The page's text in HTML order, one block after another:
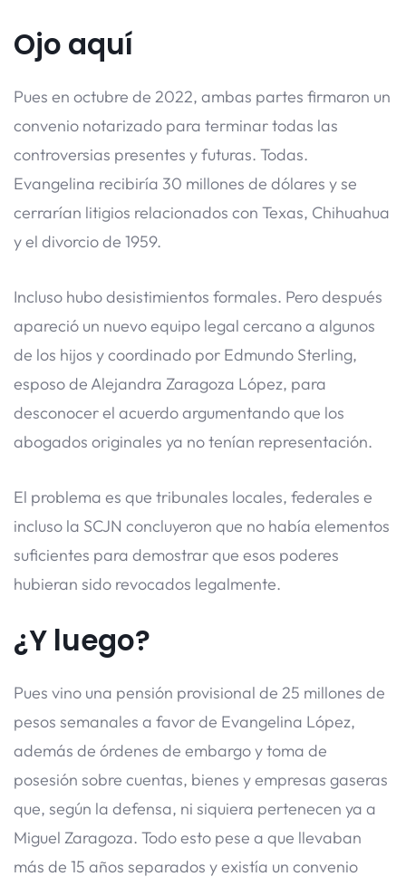
Ojo aquí
Pues en octubre de 2022, ambas partes firmaron un
convenio notarizado para terminar todas las
controversias presentes y futuras. Todas.
Evangelina recibiría 30 millones de dólares y se
cerrarían litigios relacionados con Texas, Chihuahua
y el divorcio de 1959.
Incluso hubo desistimientos formales. Pero después
apareció un nuevo equipo legal cercano a algunos
de los hijos y coordinado por Edmundo Sterling,
esposo de Alejandra Zaragoza López, para
desconocer el acuerdo argumentando que los
abogados originales ya no tenían representación.
El problema es que tribunales locales, federales e
incluso la SCJN concluyeron que no había elementos
suficientes para demostrar que esos poderes
hubieran sido revocados legalmente.
¿Y luego?
Pues vino una pensión provisional de 25 millones de
pesos semanales a favor de Evangelina López,
además de órdenes de embargo y toma de
posesión sobre cuentas, bienes y empresas gaseras
que, según la defensa, ni siquiera pertenecen ya a
Miguel Zaragoza. Todo esto pese a que llevaban
más de 15 años separados y existía un convenio